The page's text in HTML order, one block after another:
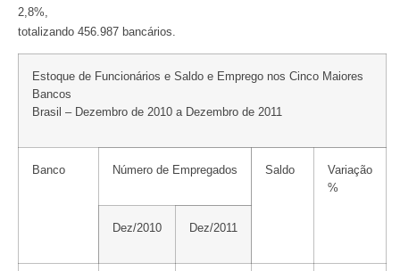
2,8%,
totalizando 456.987 bancários.
Estoque de Funcionários e Saldo e Emprego nos Cinco Maiores
Bancos
Brasil – Dezembro de 2010 a Dezembro de 2011
Banco Número de Empregados Saldo
Variação
%
Dez/2010 Dez/2011